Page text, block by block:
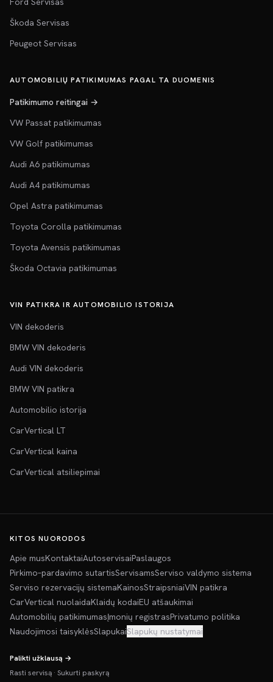
Škoda Servisas
Peugeot Servisas
AUTOMOBILIŲ PATIKIMUMAS PAGAL TA DUOMENIS
Patikimumo reitingai →
VW Passat patikimumas
VW Golf patikimumas
Audi A6 patikimumas
Audi A4 patikimumas
Opel Astra patikimumas
Toyota Corolla patikimumas
Toyota Avensis patikimumas
Škoda Octavia patikimumas
VIN PATIKRA IR AUTOMOBILIO ISTORIJA
VIN dekoderis
BMW VIN dekoderis
Audi VIN dekoderis
BMW VIN patikra
Automobilio istorija
CarVertical LT
CarVertical kaina
CarVertical atsiliepimai
KITOS NUORODOS
Apie musKontaktaiAutoservisaiPaslaugos
Pirkimo–pardavimo sutartisServisamsServiso valdymo sistema
Serviso rezervacijų sistemaKainosStraipsniaiVIN patikra
CarVertical nuolaidaKlaidų kodaiEU atšaukimai
Automobilių patikimumasĮmonių registrasPrivatumo politika
Naudojimosi taisyklėsSlapukaiSlapukų nustatymai
Palikti užklausą →
Rasti servisą · Sukurti paskyrą